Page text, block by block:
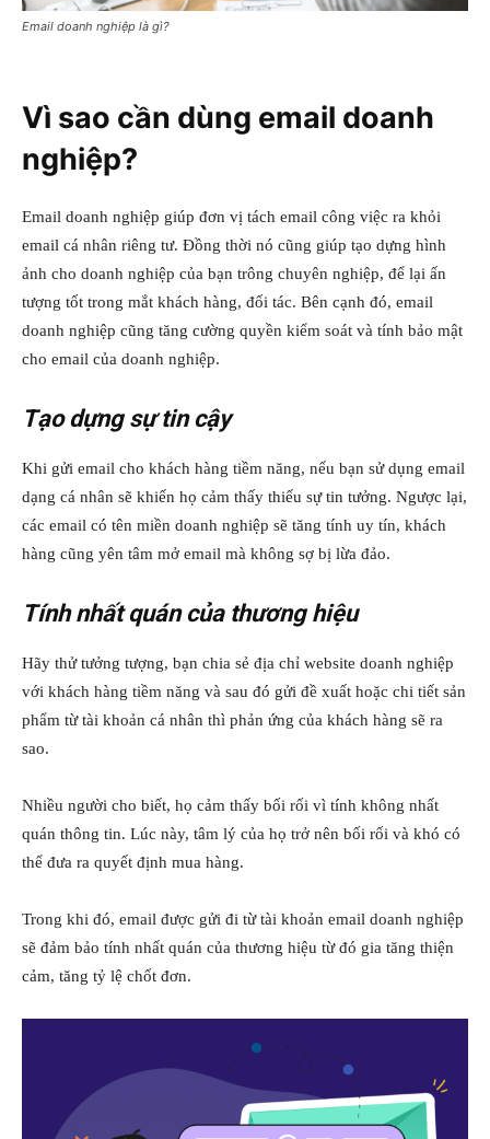
Email doanh nghiệp là gì?
Vì sao cần dùng email doanh
nghiệp?
Email doanh nghiệp giúp đơn vị tách email công việc ra khỏi
email cá nhân riêng tư. Đồng thời nó cũng giúp tạo dựng hình
ảnh cho doanh nghiệp của bạn trông chuyên nghiệp, để lại ấn
tượng tốt trong mắt khách hàng, đối tác. Bên cạnh đó, email
doanh nghiệp cũng tăng cường quyền kiểm soát và tính bảo mật
cho email của doanh nghiệp.
Tạo dựng sự tin cậy
Khi gửi email cho khách hàng tiềm năng, nếu bạn sử dụng email
dạng cá nhân sẽ khiến họ cảm thấy thiếu sự tin tưởng. Ngược lại,
các email có tên miền doanh nghiệp sẽ tăng tính uy tín, khách
hàng cũng yên tâm mở email mà không sợ bị lừa đảo.
Tính nhất quán của thương hiệu
Hãy thử tưởng tượng, bạn chia sẻ địa chỉ website doanh nghiệp
với khách hàng tiềm năng và sau đó gửi đề xuất hoặc chi tiết sản
phẩm từ tài khoản cá nhân thì phản ứng của khách hàng sẽ ra
sao.
Nhiều người cho biết, họ cảm thấy bối rối vì tính không nhất
quán thông tin. Lúc này, tâm lý của họ trở nên bối rối và khó có
thể đưa ra quyết định mua hàng.
Trong khi đó, email được gửi đi từ tài khoản email doanh nghiệp
sẽ đảm bảo tính nhất quán của thương hiệu từ đó gia tăng thiện
cảm, tăng tỷ lệ chốt đơn.